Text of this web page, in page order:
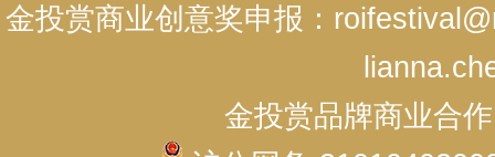
金投赏商业创意奖申报：
金投赏品牌商业合